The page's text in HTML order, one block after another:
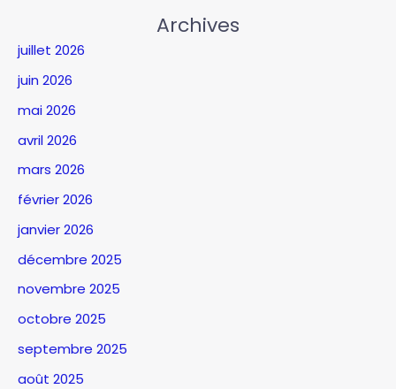
Archives
juillet 2026
juin 2026
mai 2026
avril 2026
mars 2026
février 2026
janvier 2026
décembre 2025
novembre 2025
octobre 2025
septembre 2025
août 2025